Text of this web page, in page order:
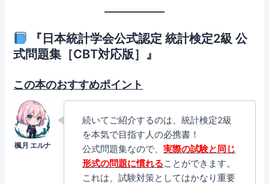
『日本統計学会公式認定 統計検定2級 公
式問題集［CBT対応版］』
この本のおすすめポイント
続いてご紹介するのは、統計検定2級
を本気で目指す人の必携書！
公式問題集なので、実際の試験と同じ
形式の問題に慣れることができます。
これは、試験対策としてはかなり重要